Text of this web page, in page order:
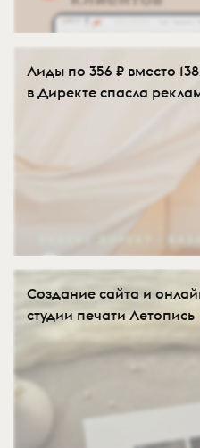
Лиды по 356 ₽ вместо
в Директе спасла
Создание сайта и
студии печати Летопись